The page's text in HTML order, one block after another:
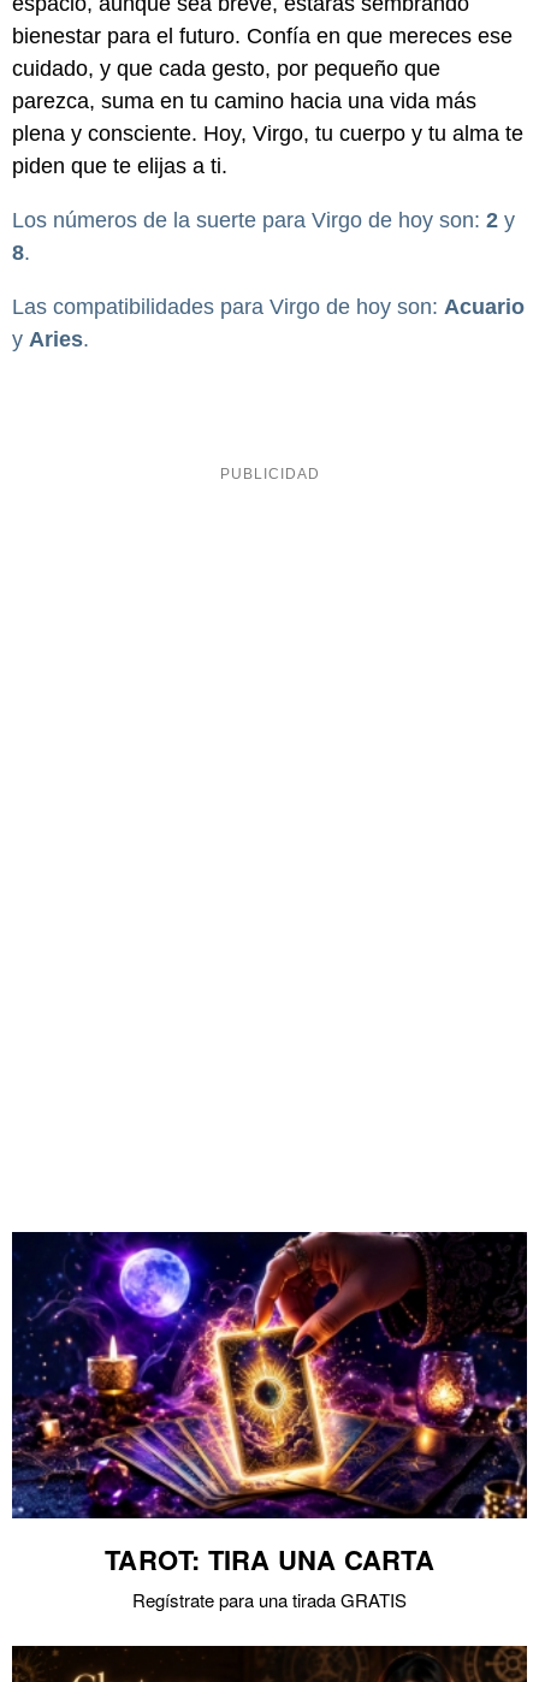
bienestar para el futuro. Confía en que mereces ese
cuidado, y que cada gesto, por pequeño que
parezca, suma en tu camino hacia una vida más
plena y consciente. Hoy, Virgo, tu cuerpo y tu alma te
piden que te elijas a ti.
Los números de la suerte para Virgo de hoy son: 2 y
8.
Las compatibilidades para Virgo de hoy son: Acuario
y Aries.
TAROT: TIRA UNA CARTA
Regístrate para una tirada GRATIS